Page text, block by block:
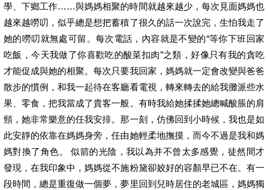
學、下鄉工作……與媽媽相聚的時間就越來越少，每次見面媽媽也
越來越嘮叨，似乎總是想把蓄積了很久的話一次說完，生怕我走了
她的嘮叨就無處可留。每次電話，內容就是不變的“等你下班回家
吃飯，今天我做了你喜歡吃的酸菜扣肉”之類，好像只有我的貪吃
才能促成與她的相聚。每次只要我回家，媽媽就一定會改變與爸爸
散步的慣例，和我一起待在客廳看電視，轉來轉去的給我攤派些水
果、零食，把我當成了貴客一般。有時我給她揉揉她總喊酸脹的肩
頸，她非常樂意的任我安排。那一刻，仿佛回到小時候，我也是如
此安靜的依靠在媽媽身旁，任由她輕柔地撫摸，而今不過是我和媽
媽對換了角色。 似箭的光陰，我以為并不曾太多感覺，徒然間才
發現，在我印象中，媽媽從不施粉黛卻姣好的容顏早已不在。有一
段時間，總是重復做一個夢，夢里回到兒時居住的老城區，媽媽獨